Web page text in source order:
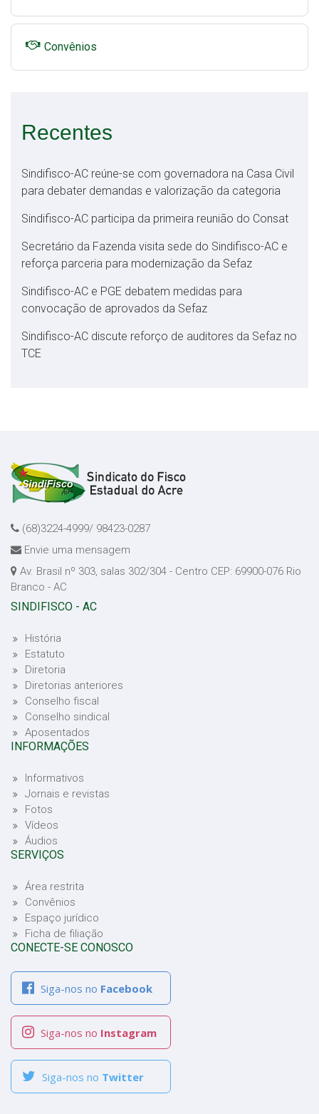
Convênios
Recentes
Sindifisco-AC reúne-se com governadora na Casa Civil
para debater demandas e valorização da categoria
Sindifisco-AC participa da primeira reunião do Consat
Secretário da Fazenda visita sede do Sindifisco-AC e
reforça parceria para modernização da Sefaz
Sindifisco-AC e PGE debatem medidas para
convocação de aprovados da Sefaz
Sindifisco-AC discute reforço de auditores da Sefaz no
TCE
(68)3224-4999/ 98423-0287
Envie uma mensagem
Av. Brasil nº 303, salas 302/304 - Centro CEP: 69900-076 Rio
Branco - AC
SINDIFISCO - AC
História
Estatuto
Diretoria
Diretorias anteriores
Conselho fiscal
Conselho sindical
Aposentados
INFORMAÇÕES
Informativos
Jornais e revistas
Fotos
Vídeos
Áudios
SERVIÇOS
Área restrita
Convênios
Espaço jurídico
Ficha de filiação
CONECTE-SE CONOSCO
Siga-nos no Facebook
Siga-nos no Instagram
Siga-nos no Twitter